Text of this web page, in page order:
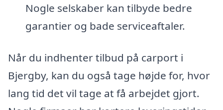
Nogle selskaber kan tilbyde bedre
garantier og bade serviceaftaler.
Når du indhenter tilbud på carport i
Bjergby, kan du også tage højde for, hvor
lang tid det vil tage at få arbejdet gjort.